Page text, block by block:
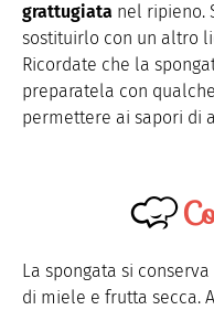
grattugiata nel ripieno.
sostituirlo con un altro
Ricordate che la
preparatela con
permettere ai sapori di
La spongata si
di miele e frutta secca.